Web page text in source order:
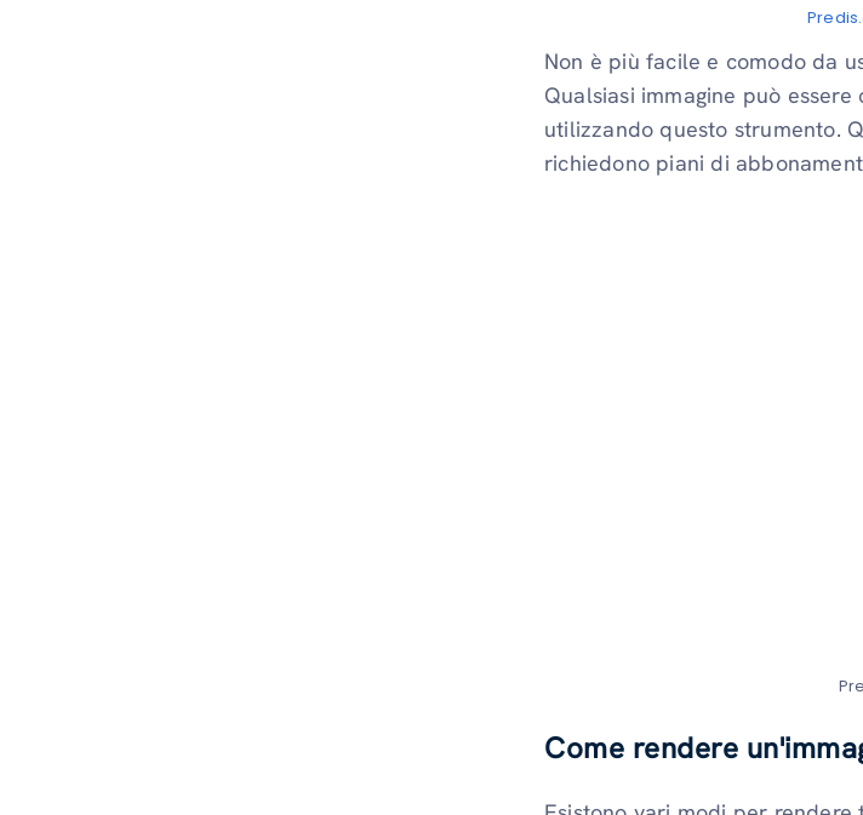
Non è più facile e comodo da
Qualsiasi immagine può
utilizzando questo strumento.
richiedono piani di
Come rendere